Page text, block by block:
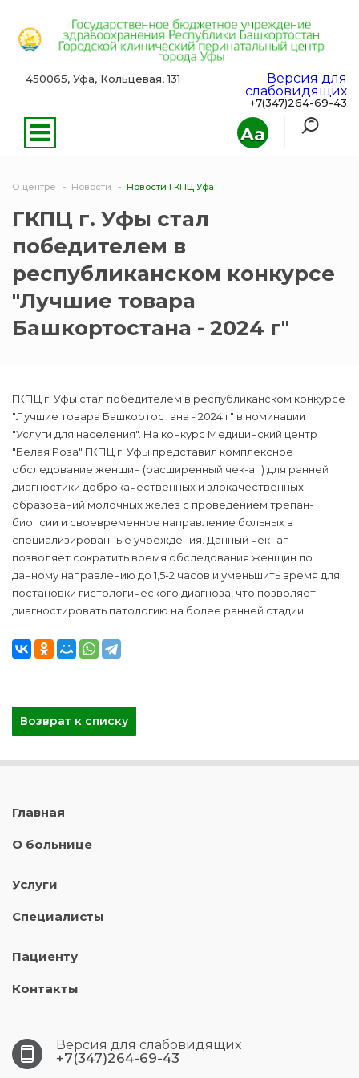
Aa
450065, Уфа, Кольцевая, 131
Версия для
слабовидящих
+7(347)264-69-43
О центре Новости Новости ГКПЦ Уфа
ГКПЦ г. Уфы стал
победителем в
республиканском конкурсе
"Лучшие товара
Башкортостана - 2024 г"
ГКПЦ г. Уфы стал победителем в республиканском конкурсе
"Лучшие товара Башкортостана - 2024 г" в номинации
"Услуги для населения". На конкурс Медицинский центр
"Белая Роза" ГКПЦ г. Уфы представил комплексное
обследование женщин (расширенный чек-ап) для ранней
диагностики доброкачественных и злокачественных
образований молочных желез с проведением трепан-
биопсии и своевременное направление больных в
специализированные учреждения. Данный чек- ап
позволяет сократить время обследования женщин по
данному направлению до 1,5-2 часов и уменьшить время для
постановки гистологического диагноза, что позволяет
диагностировать патологию на более ранней стадии.
Возврат к списку
Главная
О больнице
Услуги
Специалисты
Пациенту
Контакты
Версия для слабовидящих
+7(347)264-69-43